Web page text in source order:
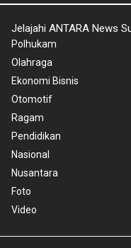
Jelajahi ANTARA News
Polhukam
Olahraga
Ekonomi Bisnis
Otomotif
Ragam
Pendidikan
Nasional
Nusantara
Foto
Video